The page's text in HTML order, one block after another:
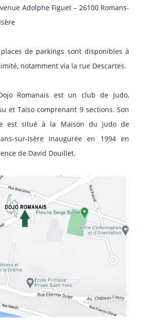
Adolphe Figuet – 26100 Romans-
places de parkings sont disponibles à
notamment via la rue Descartes.
Romanais est un club de Judo,
et Taïso comprenant 9 sections. Son
est situé à la Maison du judo de
sur-Isère inaugurée en 1994 en
de David Douillet.